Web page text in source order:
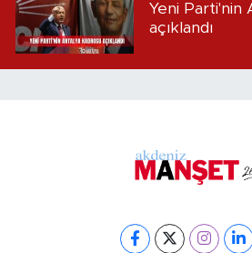
Yeni Parti'nin
açıklandı